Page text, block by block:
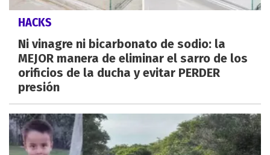
HACKS
Ni vinagre ni bicarbonato de sodio: la
MEJOR manera de eliminar el sarro de los
orificios de la ducha y evitar PERDER
presión